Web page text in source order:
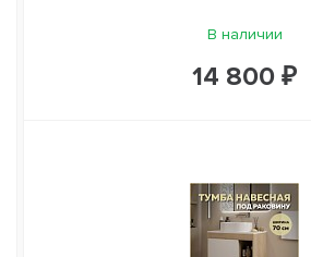
В наличии
14 800 ₽